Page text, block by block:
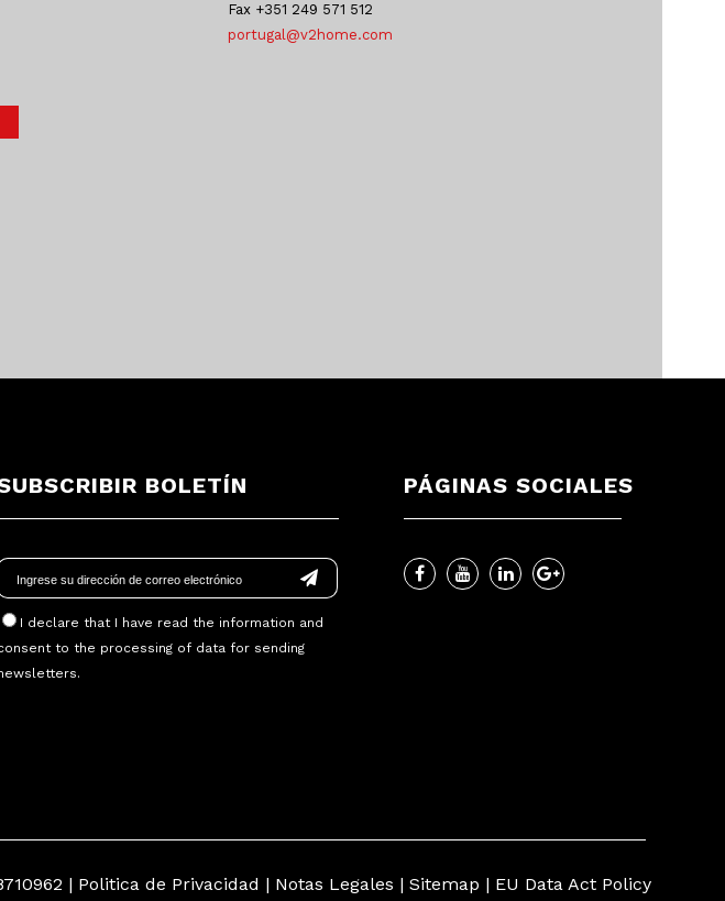
Fax +351 249 571 512
portugal@v2home.com
BOLETÍN
I declare that I have read the information and
to the processing of data for sending
PÁGINAS SOCIALES
| Politica de Privacidad | Notas Legales | Sitemap | EU Data Act Policy